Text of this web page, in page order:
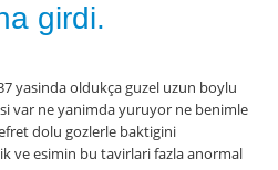
girdi.
yasinda oldukça guzel uzun boylu
var ne yanimda yuruyor ne benimle
dolu gozlerle baktigini
ve esimin bu tavirlari fazla anormal